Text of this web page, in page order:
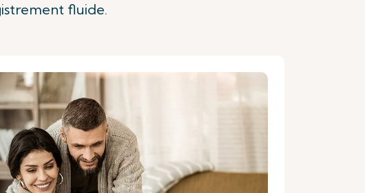
fluide.